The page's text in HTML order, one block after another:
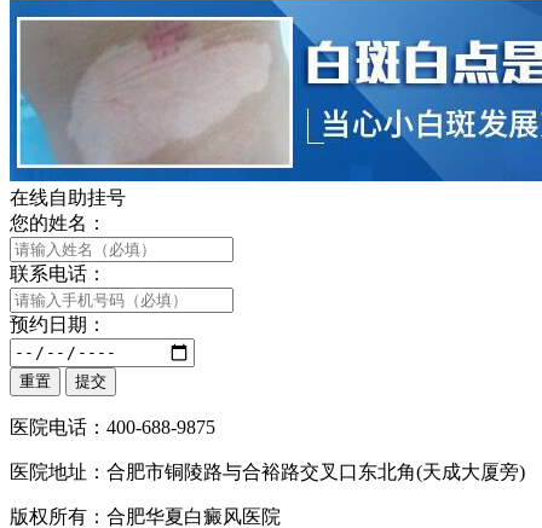
在线自助挂号
您的姓名：
联系电话：
预约日期：
医院电话：400-688-9875
医院地址：合肥市铜陵路与合裕路交叉口东北角(天成大厦旁)
版权所有：合肥华夏白癜风医院